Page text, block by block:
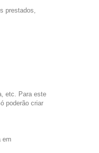
prestados,
etc. Para este
poderão criar
em